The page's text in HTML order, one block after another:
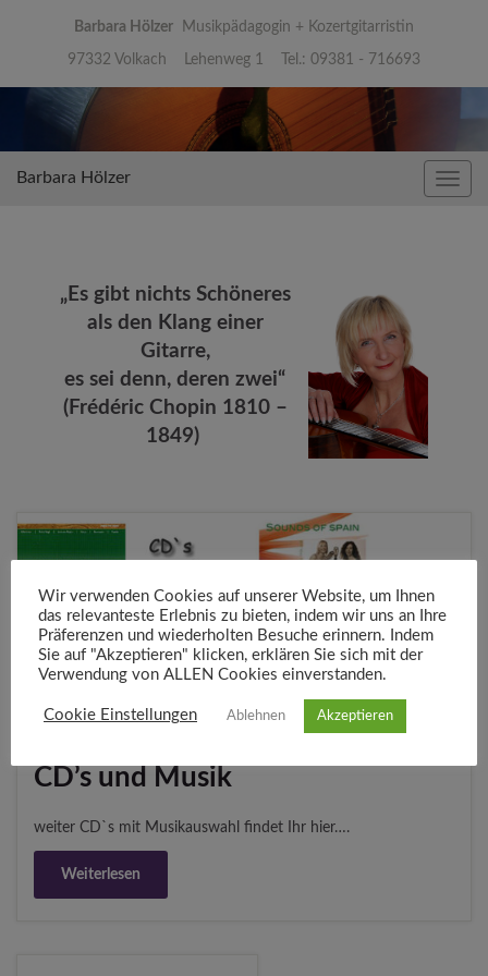
Barbara Hölzer Musikpädagogin + Kozertgitarristin
97332 Volkach Lehenweg 1 Tel.: 09381 - 716693
Barbara Hölzer
„Es gibt nichts Schöneres
als den Klang einer
Gitarre,
es sei denn, deren zwei“
(Frédéric Chopin 1810 –
1849)
CD’s und Musik
weiter CD`s mit Musikauswahl findet Ihr hier….
Weiterlesen
Wir verwenden Cookies auf unserer Website, um Ihnen
das relevanteste Erlebnis zu bieten, indem wir uns an Ihre
Präferenzen und wiederholten Besuche erinnern. Indem
Sie auf "Akzeptieren" klicken, erklären Sie sich mit der
Verwendung von ALLEN Cookies einverstanden.
Cookie Einstellungen Ablehnen Akzeptieren